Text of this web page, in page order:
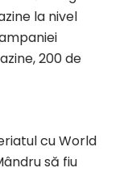
la nivel
200 de
cu World
să fiu